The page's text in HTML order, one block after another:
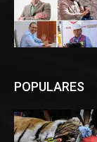
POPULARES